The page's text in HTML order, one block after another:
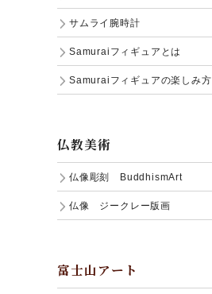
サムライ腕時計
Samuraiフィギュアとは
Samuraiフィギュアの楽しみ方
仏教美術
仏像彫刻 BuddhismArt
仏像 ジークレー版画
富士山アート